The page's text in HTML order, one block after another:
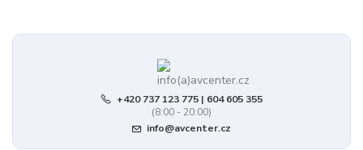
+420 737 123 775 | 604 605 355
(8:00 - 20:00)
info@avcenter.cz